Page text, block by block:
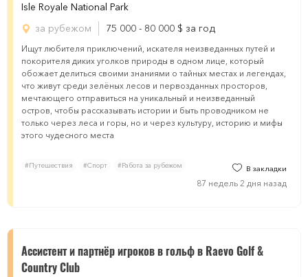
Isle Royale National Park
за рубежом
75 000 - 80 000 $ за год
Ищут любителя приключений, искателя неизведанных путей и
покорителя диких уголков природы в одном лице, который
обожает делиться своими знаниями о тайных местах и легендах,
что живут среди зелёных лесов и первозданных просторов,
мечтающего отправиться на уникальный и неизведанный
остров, чтобы рассказывать истории и быть проводником не
только через леса и горы, но и через культуру, историю и мифы
этого чудесного места
#Путешествия #Спорт #Работа за рубежом В закладки
87 недель 2 дня назад
Ассистент и партнёр игроков в гольф в Raevo Golf &
Country Club